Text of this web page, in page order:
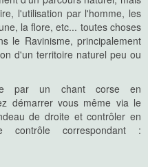
l'utilisation par l'homme, les
la flore, etc... toutes choses
le Ravinisme, principalement
d'un territoire naturel peu ou
par un chant corse en
démarrer vous même via le
de droite et contrôler en
correspondant :